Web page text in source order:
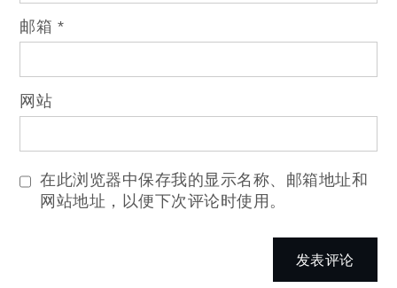
邮箱 *
网站
在此浏览器中保存我的显示名称、邮箱地址和
网站地址，以便下次评论时使用。